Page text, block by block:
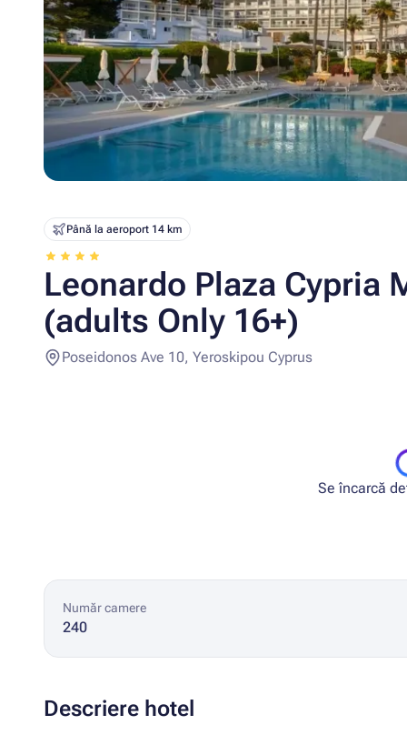
Până la aeroport 14 km
Leonardo Plaza Cypria
(adults Only 16+)
Poseidonos Ave 10, Yeroskipou Cyprus
Se încarcă
Număr camere
240
Descriere hotel